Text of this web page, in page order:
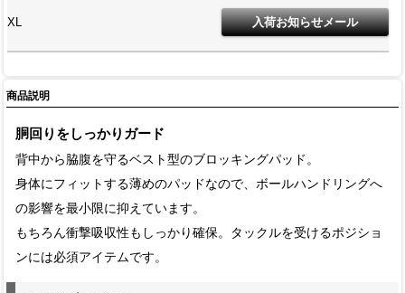
XL
商品説明
胴回りをしっかりガード
背中から脇腹を守るベスト型のブロッキングパッド。
身体にフィットする薄めのパッドなので、ボールハンドリングへ
の影響を最小限に抑えています。
もちろん衝撃吸収性もしっかり確保。タックルを受けるポジショ
ンには必須アイテムです。